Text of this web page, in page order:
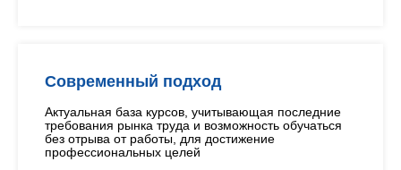
Современный подход
Актуальная база курсов, учитывающая последние
требования рынка труда и возможность обучаться
без отрыва от работы, для достижение
профессиональных целей